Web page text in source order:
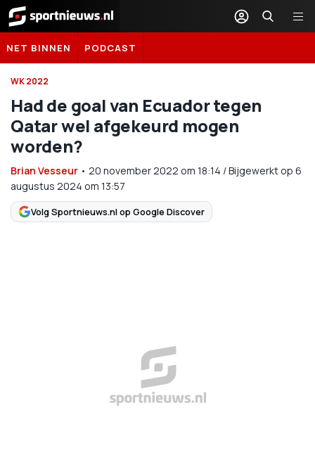
Sportnieuws.nl
NET BINNEN PODCAST
WK 2022
Had de goal van Ecuador tegen
Qatar wel afgekeurd mogen
worden?
Brian Vesseur • 20 november 2022 om 18:14 /Bijgewerkt op 6
augustus 2024 om 13:57
Volg Sportnieuws.nl op Google Discover